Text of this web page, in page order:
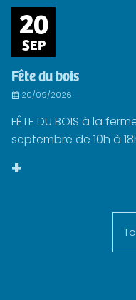
20
SEP
Fête du bois
20/09/2026
FÊTE DU BOIS à la
septembre de 10h à
+